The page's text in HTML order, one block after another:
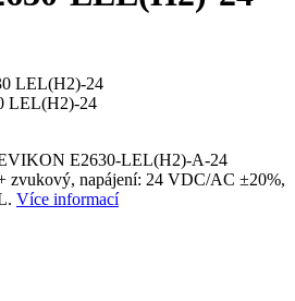
LEL(H2)-24
LEL(H2)-24
E2630-LEL(H2)-A-24
zvukový, napájení: 24 VDC/AC ±20%,
Více informací